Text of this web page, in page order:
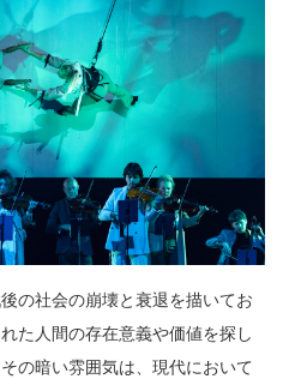
の社会の崩壊と衰退を描いてお
た人間の存在意義や価値を探し
の暗い雰囲気は、現代において